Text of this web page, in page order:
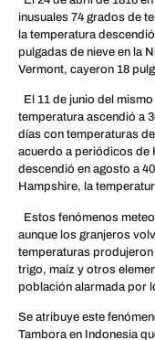
inusuales 74 grados de
la temperatura
pulgadas de nieve en la
Vermont, cayeron 18
El 11 de junio del
temperatura ascendió a
días con temperaturas
acuerdo a periódicos de
descendió en agosto a
Hampshire, la
Estos fenómenos
aunque los granjeros
temperaturas
trigo, maíz y otros
población alarmada por
Se atribuye este
Tambora en Indonesia